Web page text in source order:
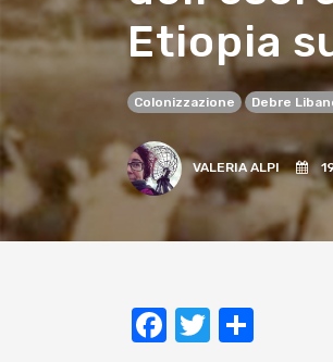
Etiopia
Colonizzazione Debre
VALERIA ALPI 19
Facebook
Twitter